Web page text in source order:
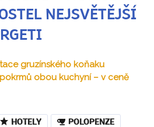
NEJSVĚTĚJŠÍ
gruzínského koňaku
obou kuchyní – v ceně
HOTELY POLOPENZE